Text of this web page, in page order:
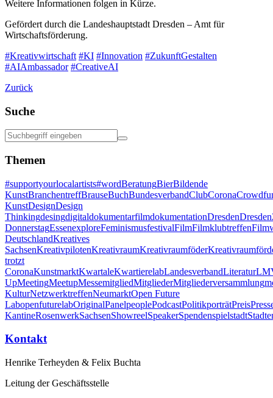
Weitere Informationen folgen in Kürze.
Gefördert durch die Landeshauptstadt Dresden – Amt für
Wirtschaftsförderung.
#Kreativwirtschaft #KI #Innovation #ZukunftGestalten
#AIAmbassador #CreativeAI
Zurück
Suche
Themen
#supportyourlocalartists#wordBeratungBierBildende
KunstBranchentreffBrauseBuchBundesverbandClubCorona
KunstDesignDesign
ThinkingdesingdigitaldokumentarfilmdokumentationDresden
DonnerstagEssenexploreFeminismusfestivalFilmFilmklubtreffen
DeutschlandKreatives
SachsenKreativpilotenKreativraumKreativraumföder
trotzt
CoronaKunstmarktKwartaleKwartierelabLandesverbandLiteratur
UpMeetingMeetupMessemitgliedMitgliederMitgliederversammlung
KulturNetzwerktreffenNeumarktOpen Future
LabopenfuturelabOriginalPanelpeoplePodcastPolitikporträtPreis
KantineRosenwerkSachsenShowreelSpeakerSpendenspielstadt
Kontakt
Henrike Terheyden & Felix Buchta
Leitung der Geschäftsstelle